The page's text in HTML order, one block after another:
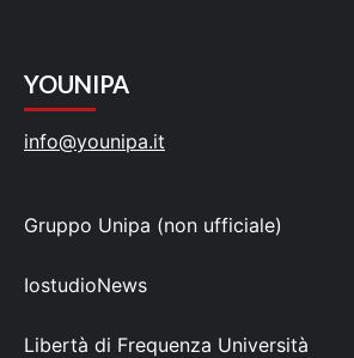
YOUNIPA
info@younipa.it
Gruppo Unipa (non ufficiale)
IostudioNews
Libertà di Frequenza Università